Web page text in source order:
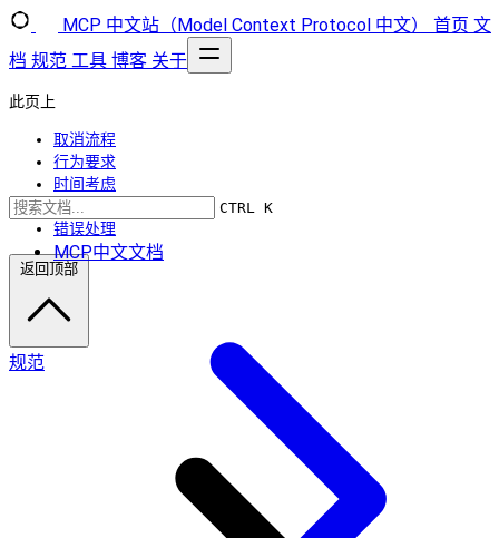
MCP 中文站（Model Context Protocol 中文） 首页 文
档 规范 工具 博客 关于
CTRL K
MCP中文文档
此页上
取消流程
行为要求
时间考虑
实施说明
错误处理
返回顶部
规范